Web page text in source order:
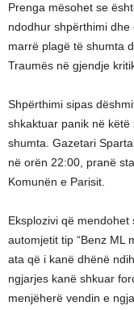
Prenga mësohet se
ndodhur shpërthimi
marrë plagë të shumta
Traumës në gjendje
Shpërthimi sipas
shkaktuar panik në
shumta. Gazetari
në orën 22:00, pranë
Komunën e Parisit.
Eksplozivi që
automjetit tip “Benz ML
ata që i kanë dhënë
ngjarjes kanë shkuar
menjëherë vendin e